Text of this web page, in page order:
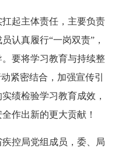
起主体责任，主要负责
认真履行“一岗双责”，
要将学习教育与持续整
紧密结合，加强宣传引
绩检验学习教育成效，
作出新的更大贡献！
控局党组成员，委、局